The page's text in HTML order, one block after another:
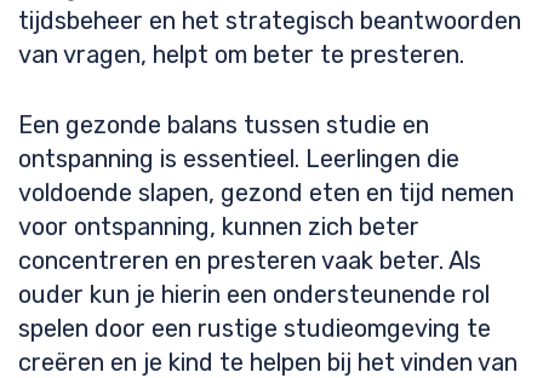
tijdsbeheer en het strategisch beantwoorden
van vragen, helpt om beter te presteren.
Een gezonde balans tussen studie en
ontspanning is essentieel. Leerlingen die
voldoende slapen, gezond eten en tijd nemen
voor ontspanning, kunnen zich beter
concentreren en presteren vaak beter. Als
ouder kun je hierin een ondersteunende rol
spelen door een rustige studieomgeving te
creëren en je kind te helpen bij het vinden van